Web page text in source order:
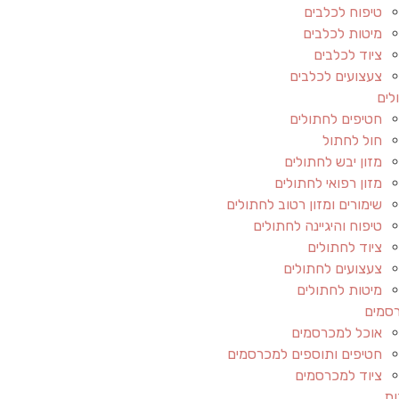
טיפוח לכלבים
מיטות לכלבים
ציוד לכלבים
צעצועים לכלבים
חטיפים לחתולים
חול לחתול
מזון יבש לחתולים
מזון רפואי לחתולים
שימורים ומזון רטוב לחתולים
טיפוח והיגיינה לחתולים
ציוד לחתולים
צעצועים לחתולים
מיטות לחתולים
אוכל למכרסמים
חטיפים ותוספים למכרסמים
ציוד למכרסמים